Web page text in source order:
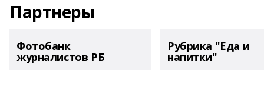
Партнеры
Фотобанк
журналистов РБ
Рубрика "Еда и
напитки"